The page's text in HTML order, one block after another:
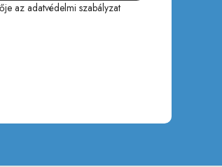
az adatvédelmi szabályzat